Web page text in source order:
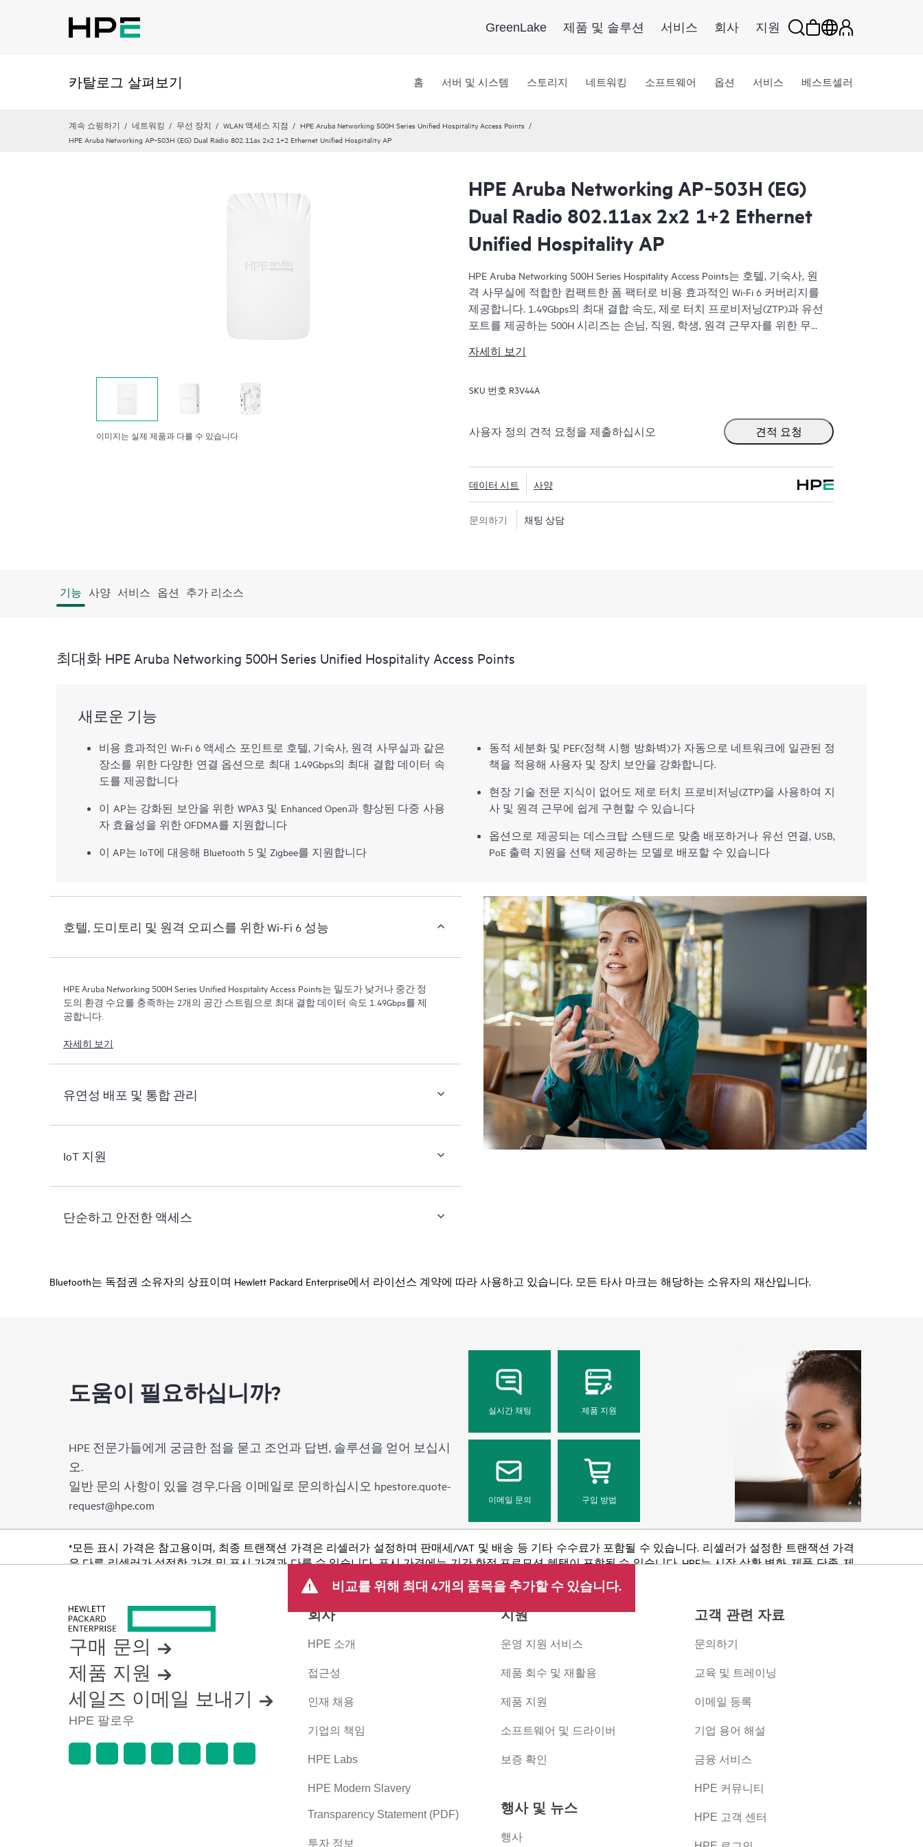
GreenLake 제품 및 솔루션 서비스 회사 지원
카탈로그 살펴보기 홈 서버 및 시스템 스토리지 네트워킹 소프트웨어 옵션 서비스 베스트셀러
계속 쇼핑하기 네트워킹 무선 장치 WLAN 액세스 지점
HPE Aruba Networking 500H Series Unified Hospitality Access Points
HPE Aruba Networking AP‑503H (EG) Dual Radio 802.11ax 2x2 1+2 Ethernet Unified Hospitality AP
이미지는 실제 제품과 다를 수 있습니다
HPE Aruba Networking AP‑503H (EG)
Dual Radio 802.11ax 2x2 1+2 Ethernet
Unified Hospitality AP
HPE Aruba Networking 500H Series Hospitality Access Points는 호텔, 기숙사, 원
격 사무실에 적합한 컴팩트한 폼 팩터로 비용 효과적인 Wi-Fi 6 커버리지를
제공합니다. 1.49Gbps의 최대 결합 속도, 제로 터치 프로비저닝(ZTP)과 유선
포트를 제공하는 500H 시리즈는 손님, 직원, 학생, 원격 근무자를 위한 무선
위한 OFDMA, 연결된 IoT(사물 인터넷) 장치의 배터리 수명을 연장하기 위한
Open 등의 802.11ax 기능을 지원합니다. 500H 시리즈에는 제한된 평생 보증
이 포함됩니다.
자세히 보기
SKU 번호 R3V44A
사용자 정의 견적 요청을 제출하십시오 견적 요청
데이터 시트 사양
문의하기 채팅 상담
기능 사양 서비스 옵션 추가 리소스
최대화 HPE Aruba Networking 500H Series Unified Hospitality Access Points
새로운 기능
비용 효과적인 Wi-Fi 6 액세스 포인트로 호텔, 기숙사, 원격 사무실과 같은
장소를 위한 다양한 연결 옵션으로 최대 1.49Gbps의 최대 결합 데이터 속
도를 제공합니다
이 AP는 강화된 보안을 위한 WPA3 및 Enhanced Open과 향상된 다중 사용
자 효율성을 위한 OFDMA를 지원합니다
이 AP는 IoT에 대응해 Bluetooth 5 및 Zigbee를 지원합니다
동적 세분화 및 PEF(정책 시행 방화벽)가 자동으로 네트워크에 일관된 정
책을 적용해 사용자 및 장치 보안을 강화합니다.
현장 기술 전문 지식이 없어도 제로 터치 프로비저닝(ZTP)을 사용하여 지
사 및 원격 근무에 쉽게 구현할 수 있습니다
옵션으로 제공되는 데스크탑 스탠드로 맞춤 배포하거나 유선 연결, USB,
PoE 출력 지원을 선택 제공하는 모델로 배포할 수 있습니다
호텔, 도미토리 및 원격 오피스를 위한 Wi-Fi 6 성능
HPE Aruba Networking 500H Series Unified Hospitality Access Points는 밀도가 낮거나 중간 정
도의 환경 수요를 충족하는 2개의 공간 스트림으로 최대 결합 데이터 속도 1.49Gbps를 제
공합니다.
자세히 보기
유연성 배포 및 통합 관리
IoT 지원
단순하고 안전한 액세스
Bluetooth는 독점권 소유자의 상표이며 Hewlett Packard Enterprise에서 라이선스 계약에 따라 사용하고 있습니다. 모든 타사 마크는 해당하는 소유자의 재산입니다.
도움이 필요하십니까?
HPE 전문가들에게 궁금한 점을 묻고 조언과 답변, 솔루션을 얻어 보십시
오.
일반 문의 사항이 있을 경우,다음 이메일로 문의하십시오 hpestore.quote-
request@hpe.com
실시간 채팅 제품 지원
이메일 문의 구입 방법
*모든 표시 가격은 참고용이며, 최종 트랜잭션 가격은 리셀러가 설정하며 판매세/VAT 및 배송 등 기타 수수료가 포함될 수 있습니다. 리셀러가 설정한 트랜잭션 가격
은 다른 리셀러가 설정한 가격 및 표시 가격과 다를 수 있습니다. 표시 가격에는 기간 한정 프로모션 혜택이 포함될 수 있습니다. HPE는 시장 상황 변화, 제품 단종, 제
품 가용성 제한, 프로모션 수명 종료, 광고 오류 등을 포함하되 이에 국한되지 않는 사유로 언제든지 가격을 조정할 권리를 보유합니다.
비교를 위해 최대 4개의 품목을 추가할 수 있습니다.
구매 문의
제품 지원
세일즈 이메일 보내기
HPE 팔로우
회사
HPE 소개
접근성
인재 채용
기업의 책임
HPE Labs
HPE Modern Slavery
Transparency Statement (PDF)
투자 정보
지원
운영 지원 서비스
제품 회수 및 재활용
제품 지원
소프트웨어 및 드라이버
보증 확인
행사 및 뉴스
행사
고객 관련 자료
문의하기
교육 및 트레이닝
이메일 등록
기업 용어 해설
금융 서비스
HPE 커뮤니티
HPE 고객 센터